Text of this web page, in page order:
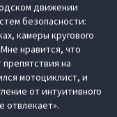
движении
безопасности:
камеры кругового
нравится, что
на
мотоциклист, и
от интуитивного
отвлекает».